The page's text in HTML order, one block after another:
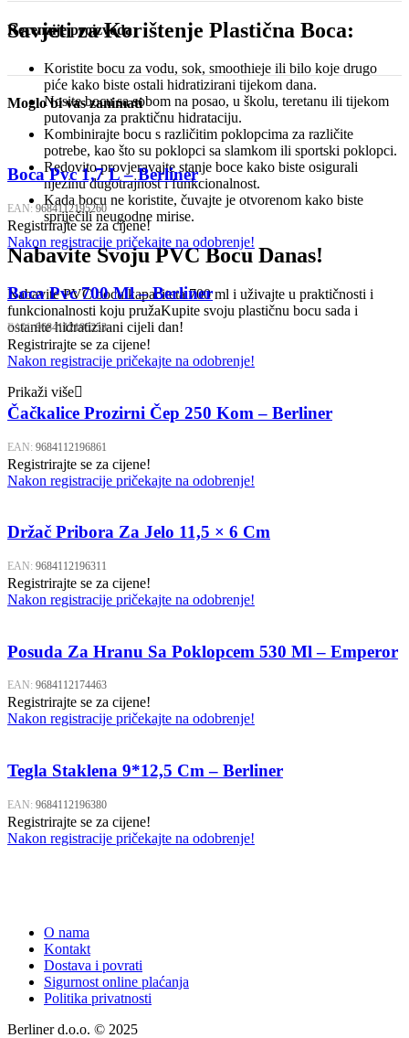
Savjeti za Korištenje Plastična Boca:
Koristite bocu za vodu, sok, smoothieje ili bilo koje drugo
piće kako biste ostali hidratizirani tijekom dana.
Nosite bocu sa sobom na posao, u školu, teretanu ili tijekom
putovanja za praktičnu hidrataciju.
Kombinirajte bocu s različitim poklopcima za različite
potrebe, kao što su poklopci sa slamkom ili sportski poklopci.
Redovito provjeravajte stanje boce kako biste osigurali
njezinu dugotrajnost i funkcionalnost.
Kada bocu ne koristite, čuvajte je otvorenom kako biste
spriječili neugodne mirise.
Nabavite Svoju PVC Bocu Danas!
Nabavite PVC bocu kapaciteta 700 ml i uživajte u praktičnosti i
funkcionalnosti koju pružaKupite svoju plastičnu bocu sada i
ostanite hidratizirani cijeli dan!
Prikaži više
Recenzije proizvoda
Moglo bi vas zanimati
Boca Pvc 1,7 L – Berliner
EAN: 9684112195260
Registrirajte se za cijene!
Nakon registracije pričekajte na odobrenje!
Boca Pvc 700 Ml – Berliner
EAN:9684112195253
Registrirajte se za cijene!
Nakon registracije pričekajte na odobrenje!
Čačkalice Prozirni Čep 250 Kom – Berliner
EAN: 9684112196861
Registrirajte se za cijene!
Nakon registracije pričekajte na odobrenje!
Držač Pribora Za Jelo 11,5 × 6 Cm
EAN: 9684112196311
Registrirajte se za cijene!
Nakon registracije pričekajte na odobrenje!
Posuda Za Hranu Sa Poklopcem 530 Ml – Emperor
EAN: 9684112174463
Registrirajte se za cijene!
Nakon registracije pričekajte na odobrenje!
Tegla Staklena 9*12,5 Cm – Berliner
EAN: 9684112196380
Registrirajte se za cijene!
Nakon registracije pričekajte na odobrenje!
O nama
Kontakt
Dostava i povrati
Sigurnost online plaćanja
Politika privatnosti
Berliner d.o.o. © 2025